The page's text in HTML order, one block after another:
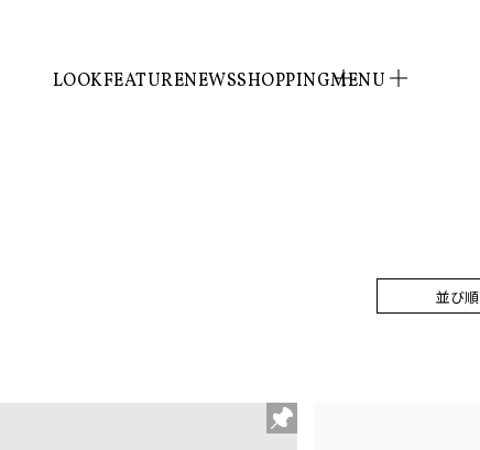
LOOKFEATURENEWSSHOPPINGMENU
並び順